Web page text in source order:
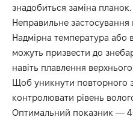
знадобиться заміна планок.
Неправильне
Надмірна температура або
можуть призвести до
навіть плавлення
Щоб уникнути повторного
контролювати рівень
Оптимальний показник —